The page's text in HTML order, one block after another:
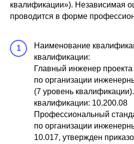
квалификации»). Независимая
проводится в форме
1
Наименование
квалификации:
Главный инженер
по организации
(7 уровень
квалификации: 10.200.08
Профессиональный
по организации
10.017, утвержден